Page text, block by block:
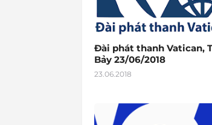
Đài phát thanh Vatican,
Bảy 23/06/2018
23.06.2018